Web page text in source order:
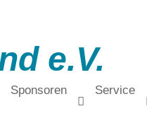
e.V.
Sponsoren Service